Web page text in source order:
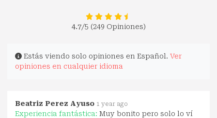
4.7/5 (249 Opiniones)
Estás viendo solo opiniones en Español. Ver
opiniones en cualquier idioma
Beatriz Perez Ayuso 1 year ago
Experiencia fantástica: Muy bonito pero solo lo ví